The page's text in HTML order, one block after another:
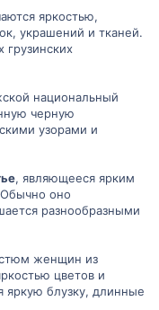
яркостью,
украшений и тканей.
грузинских
национальный
черную
узорами и
, являющееся ярким
Обычно оно
разнообразными
женщин из
цветов и
блузку, длинные